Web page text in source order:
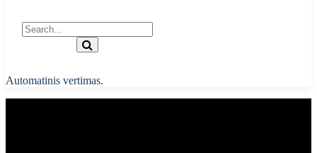
Automatinis vertimas.